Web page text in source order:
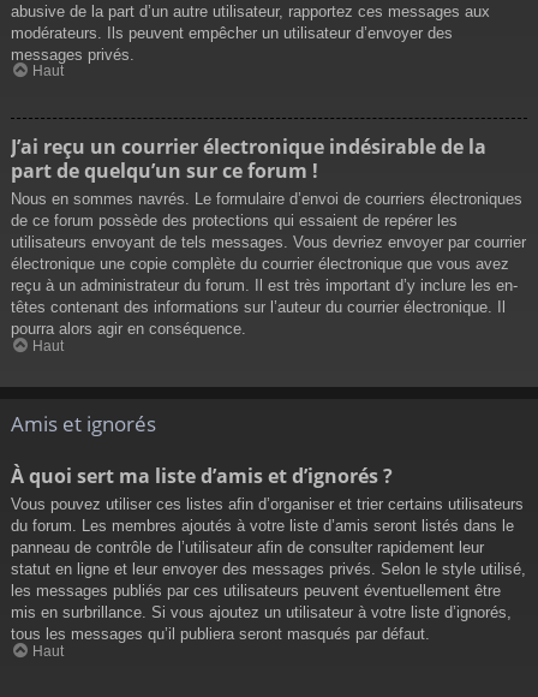
abusive de la part d’un autre utilisateur, rapportez ces messages aux
modérateurs. Ils peuvent empêcher un utilisateur d’envoyer des
messages privés.
Haut
J’ai reçu un courrier électronique indésirable de la
part de quelqu’un sur ce forum !
Nous en sommes navrés. Le formulaire d’envoi de courriers électroniques
de ce forum possède des protections qui essaient de repérer les
utilisateurs envoyant de tels messages. Vous devriez envoyer par courrier
électronique une copie complète du courrier électronique que vous avez
reçu à un administrateur du forum. Il est très important d’y inclure les en-
têtes contenant des informations sur l’auteur du courrier électronique. Il
pourra alors agir en conséquence.
Haut
Amis et ignorés
À quoi sert ma liste d’amis et d’ignorés ?
Vous pouvez utiliser ces listes afin d’organiser et trier certains utilisateurs
du forum. Les membres ajoutés à votre liste d’amis seront listés dans le
panneau de contrôle de l’utilisateur afin de consulter rapidement leur
statut en ligne et leur envoyer des messages privés. Selon le style utilisé,
les messages publiés par ces utilisateurs peuvent éventuellement être
mis en surbrillance. Si vous ajoutez un utilisateur à votre liste d’ignorés,
tous les messages qu’il publiera seront masqués par défaut.
Haut